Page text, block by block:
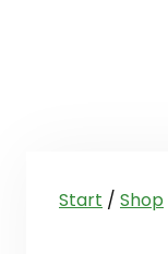
Start / Shop